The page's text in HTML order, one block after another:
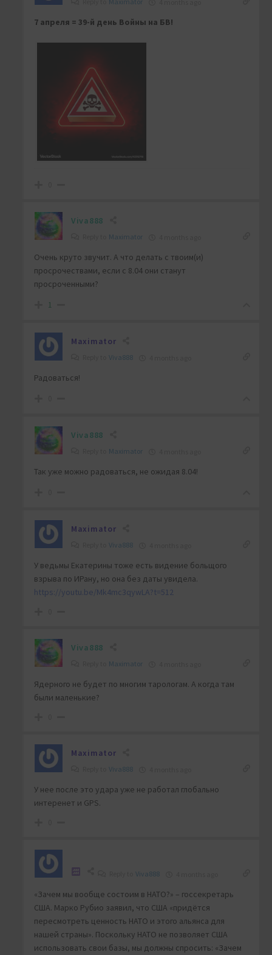
7 апреля = 39-й день Войны на БВ!
Viva888
Maximator
Очень круто звучит. А что делать с твоим(и)
просрочествами, если с 8.04 они станут
просроченными?
1
Maximator
Viva888
Радоваться!
Viva888
Maximator
Так уже можно радоваться, не ожидая 8.04!
Maximator
Viva888
У ведьмы Екатерины тоже есть видение больщого
взрыва по ИРану, но она без даты увидела.
https://youtu.be/Mk4mc3qywLA?t=512
Viva888
Maximator
Ядерного не будет по многим тарологам. А когда там
были маленькие?
Maximator
Viva888
У нее после это удара уже не работал глобально
интеренет и GPS.
Viva888
«Зачем мы вообще состоим в НАТО?» – госсекретарь
США. Марко Рубио заявил, что США «придётся
пересмотреть ценность НАТО и этого альянса для
нашей страны». Поскольку НАТО не позволяет США
использовать свои базы, мы должны спросить: «Зачем